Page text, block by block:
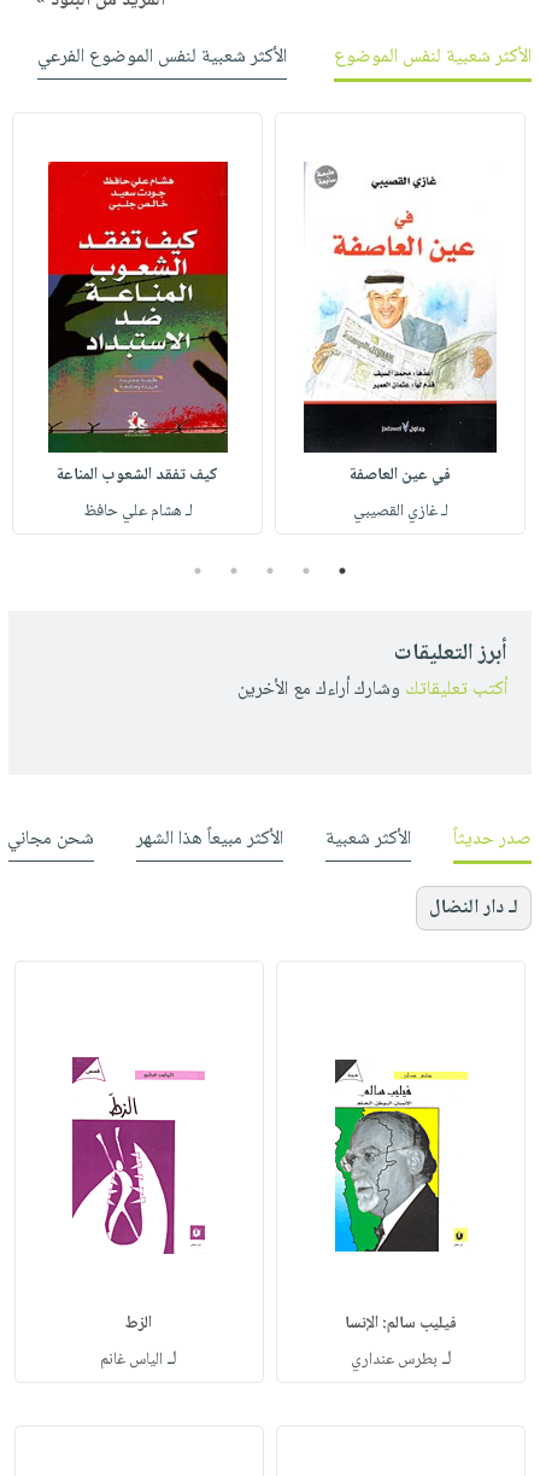
الأكثر شعبية لنفس الموضوع
الأكثر شعبية لنفس الموضوع الفرعي
في عين العاصفة
لـ غازي القصيبي
كيف تفقد الشعوب المناعة
لـ هشام علي حافظ
1
2
3
4
5
أبرز التعليقات
أكتب تعليقاتك وشارك أراءك مع الأخرين
صدر حديثاً الأكثر شعبية الأكثر مبيعاً هذا الشهر شحن مجاني
لـ دار النضال
فيليب سالم: الإنسا
لـ بطرس عنداري
الزط
لـ الياس غانم